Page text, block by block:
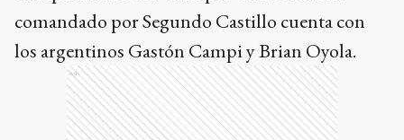
comandado por Segundo Castillo cuenta con
los argentinos Gastón Campi y Brian Oyola.
Ads